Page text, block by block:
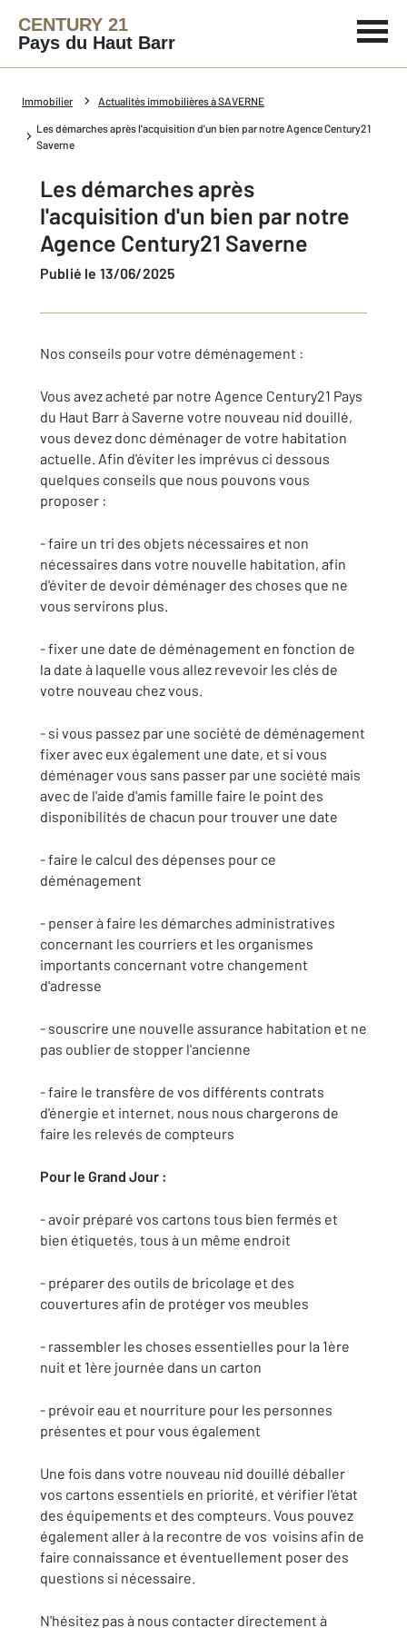
CENTURY 21
Pays du Haut Barr
Immobilier Actualités immobilières à SAVERNE
Les démarches après l'acquisition d'un bien par notre Agence Century21
Saverne
Les démarches après
l'acquisition d'un bien par notre
Agence Century21 Saverne
Publié le 13/06/2025
Nos conseils pour votre déménagement :
Vous avez acheté par notre Agence Century21 Pays
du Haut Barr à Saverne votre nouveau nid douillé,
vous devez donc déménager de votre habitation
actuelle. Afin d'éviter les imprévus ci dessous
quelques conseils que nous pouvons vous
proposer :
- faire un tri des objets nécessaires et non
nécessaires dans votre nouvelle habitation, afin
d'éviter de devoir déménager des choses que ne
vous servirons plus.
- fixer une date de déménagement en fonction de
la date à laquelle vous allez revevoir les clés de
votre nouveau chez vous.
- si vous passez par une société de déménagement
fixer avec eux également une date, et si vous
déménager vous sans passer par une société mais
avec de l'aide d'amis famille faire le point des
disponibilités de chacun pour trouver une date
- faire le calcul des dépenses pour ce
déménagement
- penser à faire les démarches administratives
concernant les courriers et les organismes
importants concernant votre changement
d'adresse
- souscrire une nouvelle assurance habitation et ne
pas oublier de stopper l'ancienne
- faire le transfère de vos différents contrats
d'énergie et internet, nous nous chargerons de
faire les relevés de compteurs
Pour le Grand Jour :
- avoir préparé vos cartons tous bien fermés et
bien étiquetés, tous à un même endroit
- préparer des outils de bricolage et des
couvertures afin de protéger vos meubles
- rassembler les choses essentielles pour la 1ère
nuit et 1ère journée dans un carton
- prévoir eau et nourriture pour les personnes
présentes et pour vous également
Une fois dans votre nouveau nid douillé déballer
vos cartons essentiels en priorité, et vérifier l'état
des équipements et des compteurs. Vous pouvez
également aller à la recontre de vos voisins afin de
faire connaissance et éventuellement poser des
questions si nécessaire.
N'hésitez pas à nous contacter directement à